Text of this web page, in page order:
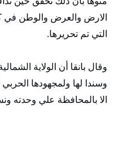
الارض والعرض والوطن في
التي تم تحريرها.
وقال بانقا أن الولاية
وسندا لها ولمجهودها
الا بالمحافظة علي وحدته